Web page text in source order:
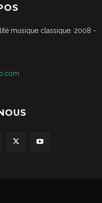
musique classique. 2008 -